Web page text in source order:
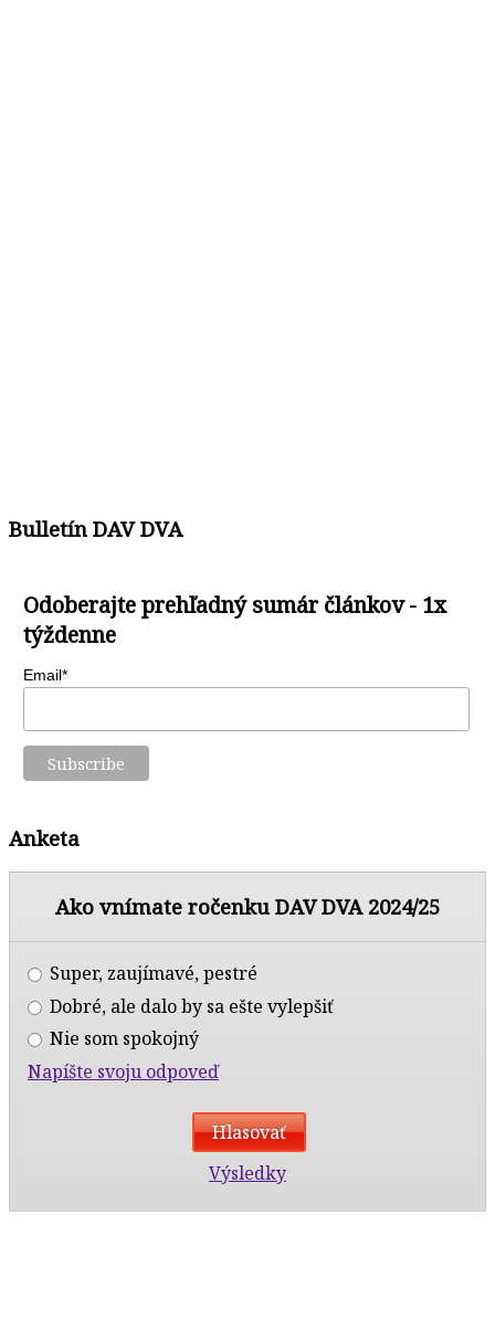
Bulletín DAV DVA
Odoberajte prehľadný sumár článkov - 1x
týždenne
Email*
Anketa
Ako vnímate ročenku DAV DVA 2024/25
Super, zaujímavé, pestré
Dobré, ale dalo by sa ešte vylepšiť
Nie som spokojný
Napíšte svoju odpoveď
Výsledky